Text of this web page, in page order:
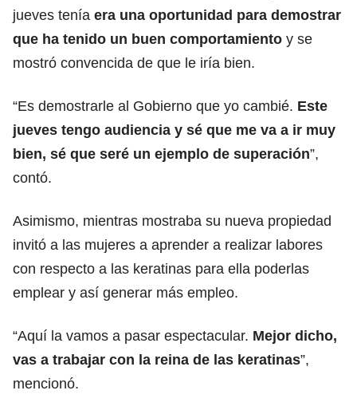
jueves tenía era una oportunidad para demostrar
que ha tenido un buen comportamiento y se
mostró convencida de que le iría bien.
“Es demostrarle al Gobierno que yo cambié. Este
jueves tengo audiencia y sé que me va a ir muy
bien, sé que seré un ejemplo de superación”,
contó.
Asimismo, mientras mostraba su nueva propiedad
invitó a las mujeres a aprender a realizar labores
con respecto a las keratinas para ella poderlas
emplear y así generar más empleo.
“Aquí la vamos a pasar espectacular. Mejor dicho,
vas a trabajar con la reina de las keratinas”,
mencionó.